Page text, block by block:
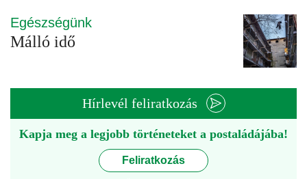
Egészségünk
Málló idő
Hírlevél feliratkozás
Kapja meg a legjobb történeteket a postaládájába!
Feliratkozás